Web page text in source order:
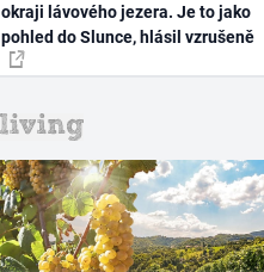
okraji lávového jezera. Je to jako
pohled do Slunce, hlásil vzrušeně